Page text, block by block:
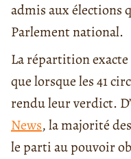
admis aux élections
Parlement national.
La répartition exacte
que lorsque les 41
rendu leur verdict.
News, la majorité
le parti au pouvoir